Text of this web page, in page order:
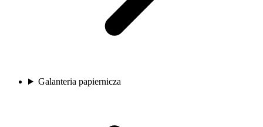
Galanteria papiernicza